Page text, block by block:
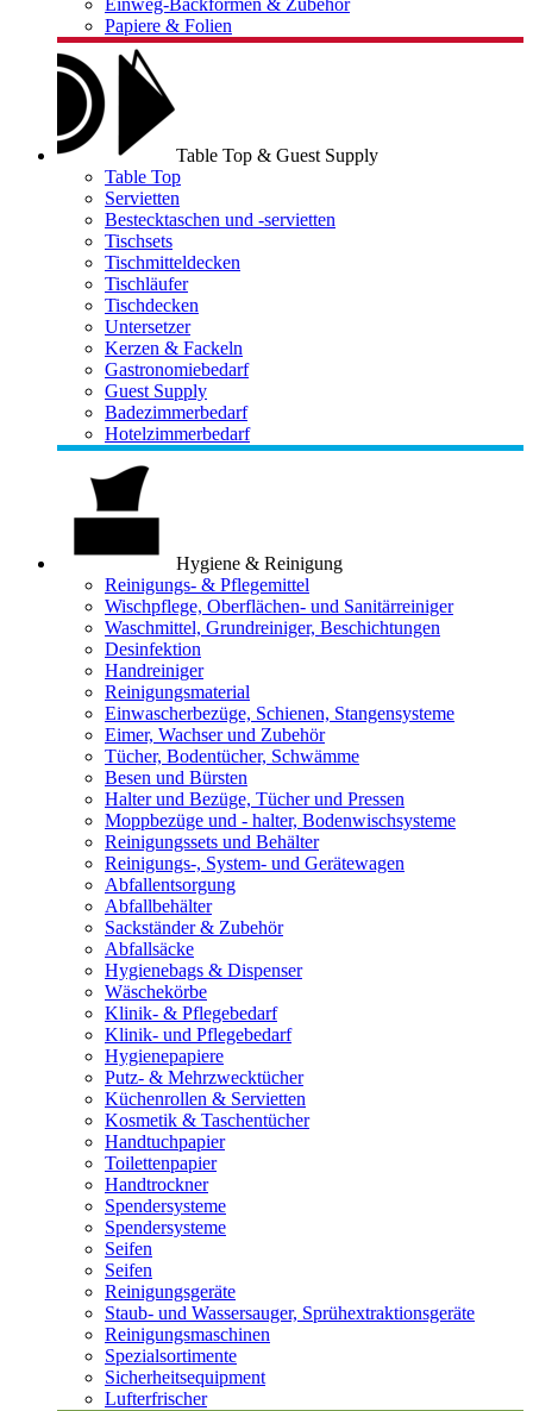
Einweg-Backformen & Zubehör
Papiere & Folien
Table Top & Guest Supply
Table Top
Servietten
Bestecktaschen und -servietten
Tischsets
Tischmitteldecken
Tischläufer
Tischdecken
Untersetzer
Kerzen & Fackeln
Gastronomiebedarf
Guest Supply
Badezimmerbedarf
Hotelzimmerbedarf
Hygiene & Reinigung
Reinigungs- & Pflegemittel
Wischpflege, Oberflächen- und Sanitärreiniger
Waschmittel, Grundreiniger, Beschichtungen
Desinfektion
Handreiniger
Reinigungsmaterial
Einwascherbezüge, Schienen, Stangensysteme
Eimer, Wachser und Zubehör
Tücher, Bodentücher, Schwämme
Besen und Bürsten
Halter und Bezüge, Tücher und Pressen
Moppbezüge und - halter, Bodenwischsysteme
Reinigungssets und Behälter
Reinigungs-, System- und Gerätewagen
Abfallentsorgung
Abfallbehälter
Sackständer & Zubehör
Abfallsäcke
Hygienebags & Dispenser
Wäschekörbe
Klinik- & Pflegebedarf
Klinik- und Pflegebedarf
Hygienepapiere
Putz- & Mehrzwecktücher
Küchenrollen & Servietten
Kosmetik & Taschentücher
Handtuchpapier
Toilettenpapier
Handtrockner
Spendersysteme
Spendersysteme
Seifen
Seifen
Reinigungsgeräte
Staub- und Wassersauger, Sprühextraktionsgeräte
Reinigungsmaschinen
Spezialsortimente
Sicherheitsequipment
Lufterfrischer